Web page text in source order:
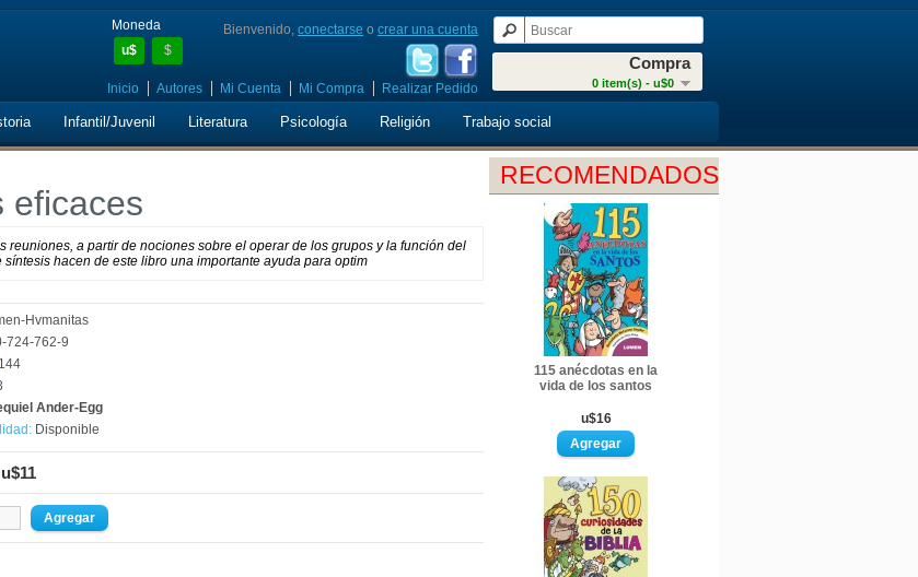
Moneda
u$
$
Compra
0 item(s) - u$0
Bienvenido, conectarse o crear una cuenta
Inicio Autores Mi Cuenta Mi Compra Realizar Pedido
Infantil/Juvenil Literatura Psicología Religión Trabajo social
RECOMENDADOS
115 anécdotas en la
vida de los santos
u$16
eficaces
reuniones, a partir de nociones sobre el operar de los grupos y la función del
hacen de este libro una importante ayuda para optim
Hvmanitas
724-762-9
144
Ander-Egg
Disponible